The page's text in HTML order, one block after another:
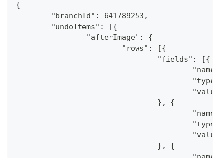
{
	"branchId": 641789253,
	"undoItems": [{
		"afterImage": {
			"rows": [{
				"fields": [{
				}, {
				}, {